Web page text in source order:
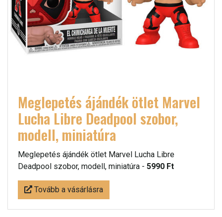
Meglepetés ájándék ötlet Marvel
Lucha Libre Deadpool szobor,
modell, miniatúra
Meglepetés ájándék ötlet Marvel Lucha Libre
Deadpool szobor, modell, miniatúra - 5990 Ft
Tovább a vásárlásra